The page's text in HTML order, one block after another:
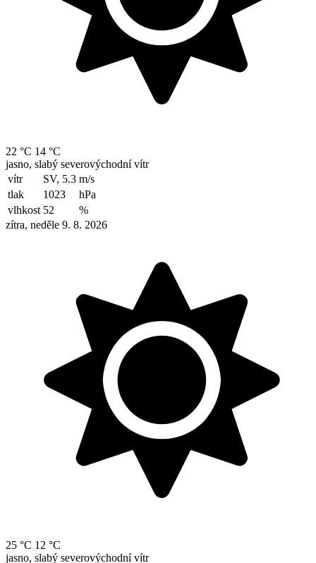
22 °C 14 °C
jasno, slabý severovýchodní vítr
vítr
SV, 5.3 m/s
tlak
1023
hPa
vlhkost 52
%
zítra, neděle 9. 8. 2026
25 °C 12 °C
jasno, slabý severovýchodní vítr